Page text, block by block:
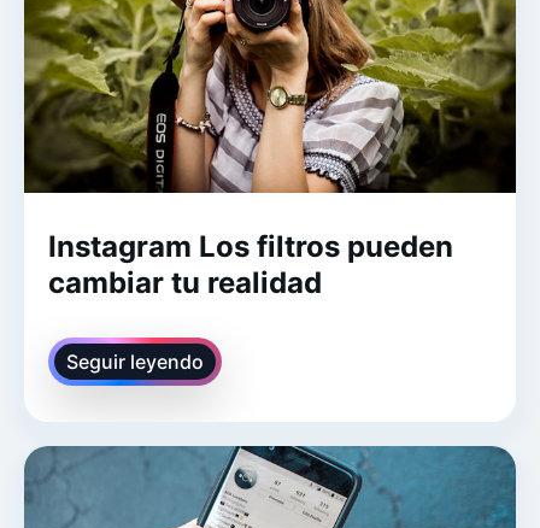
Instagram Los filtros pueden
cambiar tu realidad
Seguir leyendo